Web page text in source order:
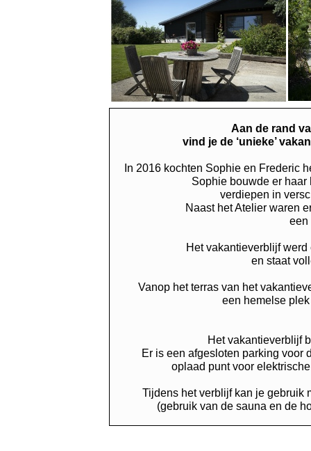
Aan de rand
vind je de ‘unieke’
In 2016 kochten Sophie en Frederic
Sophie bouwde er
verdiepen in
Naast het Atelier waren
een
Het vakantieverblijf
en staat
Vanop het terras van het
een hemelse
Het vakantieverblijf
Er is een afgesloten parking voor
oplaad punt voor
Tijdens het verblijf kan je gebruik
(gebruik van de sauna en de